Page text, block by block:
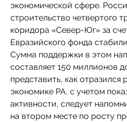
экономической сфере.
строительство четвертого
коридора «Север-Юг» за
Евразийского фонда
Сумма поддержки в этом
составляет 150 миллионов
представить, как
экономике РА, с учетом
активности, следует
на втором месте по росту